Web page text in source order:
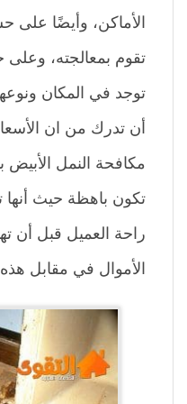
الأماكن، وأيضًا
تقوم بمعالجته،
توجد في المكان
أن تدرك من ان
مكافحة النمل الأبيض
تكون باهظة حيث أنها
راحة العميل قبل أن
الأموال في مقابل